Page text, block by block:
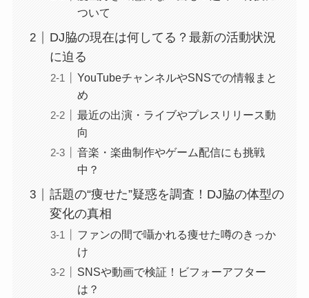
ついて
DJ脇の現在は何してる？最新の活動状況
に迫る
YouTubeチャンネルやSNSでの情報まと
め
最近の出演・ライブやプレスリリース動
向
音楽・楽曲制作やゲーム配信にも挑戦
中？
話題の“痩せた”疑惑を調査！DJ脇の体型の
変化の真相
ファンの間で囁かれる痩せた噂のきっか
け
SNSや動画で検証！ビフォーアフター
は？